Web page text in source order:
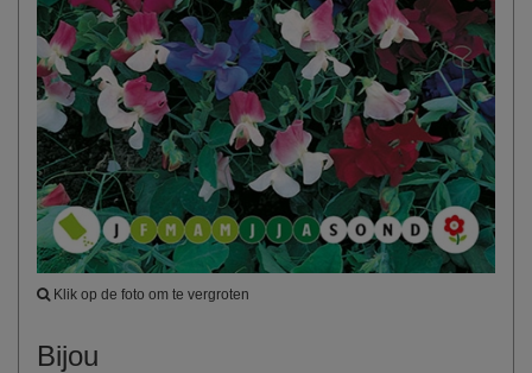
Klik op de foto om te vergroten
Bijou